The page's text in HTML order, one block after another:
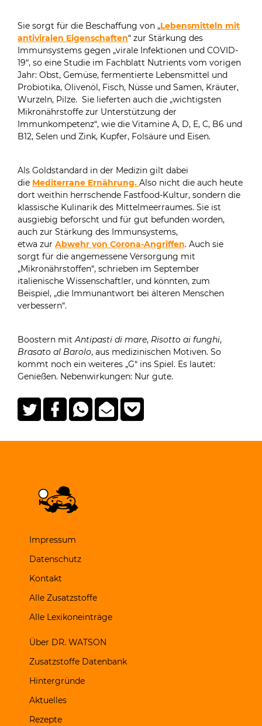
Sie sorgt für die Beschaffung von „Lebensmitteln mit
antiviralen Eigenschaften“ zur Stärkung des
Immunsystems gegen „virale Infektionen und COVID-
19“, so eine Studie im Fachblatt Nutrients vom vorigen
Jahr: Obst, Gemüse, fermentierte Lebensmittel und
Probiotika, Olivenöl, Fisch, Nüsse und Samen, Kräuter,
Wurzeln, Pilze. Sie lieferten auch die „wichtigsten
Mikronährstoffe zur Unterstützung der
Immunkompetenz“, wie die Vitamine A, D, E, C, B6 und
B12, Selen und Zink, Kupfer, Folsäure und Eisen.
Als Goldstandard in der Medizin gilt dabei
die Mediterrane Ernährung. Also nicht die auch heute
dort weithin herrschende Fastfood-Kultur, sondern die
klassische Kulinarik des Mittelmeerraumes. Sie ist
ausgiebig beforscht und für gut befunden worden,
auch zur Stärkung des Immunsystems,
etwa zur Abwehr von Corona-Angriffen. Auch sie
sorgt für die angemessene Versorgung mit
„Mikronährstoffen“, schrieben im September
italienische Wissenschaftler, und könnten, zum
Beispiel, „die Immunantwort bei älteren Menschen
verbessern“.
Boostern mitAntipasti di mare, Risotto ai funghi,
Brasato al Barolo, aus medizinischen Motiven. So
kommt noch ein weiteres „G“ ins Spiel. Es lautet:
Genießen. Nebenwirkungen: Nur gute.
Impressum
Datenschutz
Kontakt
Alle Zusatzstoffe
Alle Lexikoneinträge
Über DR. WATSON
Zusatzstoffe Datenbank
Hintergründe
Aktuelles
Rezepte